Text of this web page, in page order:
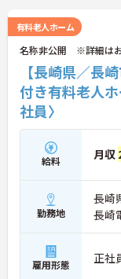
有料老人ホーム
名称非公開 ※詳細は
【長崎県／長
付き有料老人
社員〉
給料 月収
勤務地
長崎
長崎
雇用形態 正社